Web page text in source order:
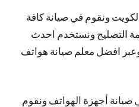
ونقوم في صيانة كافة
التصليح ونستخدم احدث
وعبر افضل معلم صيانة هواتف
أجهزة الهواتف ونقوم